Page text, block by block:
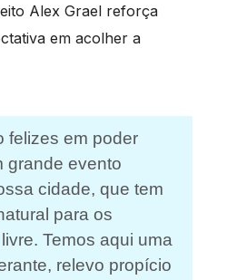
Alex Grael reforça
em acolher a
felizes em poder
grande evento
cidade, que tem
para os
Temos aqui uma
relevo propício